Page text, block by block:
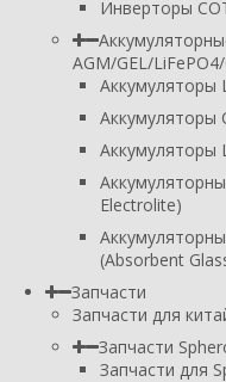
Инверторы
AGM/GEL/
Аккумуляторы
Аккумуляторы
Аккумуляторы
Electrolite)
(Absorbent
Запчасти
Запчасти для
Запчасти
Запчасти для